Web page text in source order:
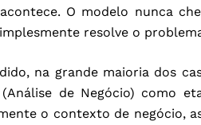
O modelo nunca
resolve o
na grande maioria dos
de Negócio) como
o contexto de negócio,